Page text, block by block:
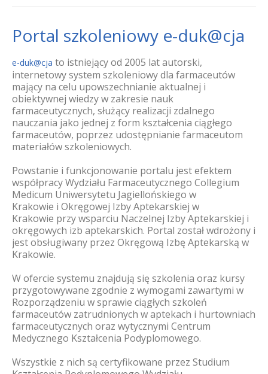
Portal szkoleniowy e-duk@cja
e-duk@cja to istniejący od 2005 lat autorski,
internetowy system szkoleniowy dla farmaceutów
mający na celu upowszechnianie aktualnej i
obiektywnej wiedzy w zakresie nauk
farmaceutycznych, służący realizacji zdalnego
nauczania jako jednej z form kształcenia ciągłego
farmaceutów, poprzez udostępnianie farmaceutom
materiałów szkoleniowych.
Powstanie i funkcjonowanie portalu jest efektem
współpracy Wydziału Farmaceutycznego Collegium
Medicum Uniwersytetu Jagiellońskiego w
Krakowie i Okręgowej Izby Aptekarskiej w
Krakowie przy wsparciu Naczelnej Izby Aptekarskiej i
okręgowych izb aptekarskich. Portal został wdrożony i
jest obsługiwany przez Okręgową Izbę Aptekarską w
Krakowie.
W ofercie systemu znajdują się szkolenia oraz kursy
przygotowywane zgodnie z wymogami zawartymi w
Rozporządzeniu w sprawie ciągłych szkoleń
farmaceutów zatrudnionych w aptekach i hurtowniach
farmaceutycznych oraz wytycznymi Centrum
Medycznego Kształcenia Podyplomowego.
Wszystkie z nich są certyfikowane przez Studium